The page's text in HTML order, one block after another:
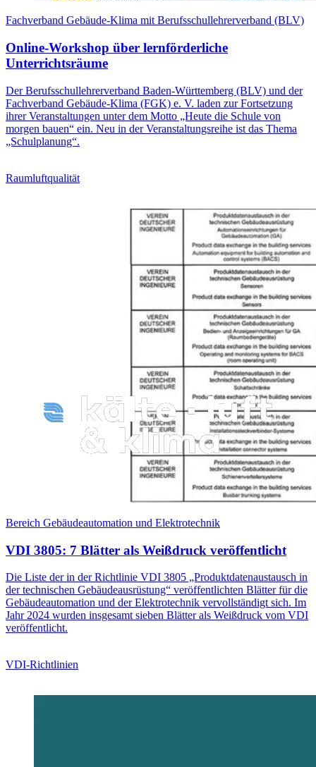
Fachverband Gebäude-Klima mit Berufsschullehrerverband (BLV)
Online-Workshop über lernförderliche
Unterrichtsräume
Der Berufsschullehrerverband Baden-Württemberg (BLV) und der
Fachverband Gebäude-Klima (FGK) e. V. laden zur Fortsetzung
ihrer Veranstaltungen unter dem Motto „Heute die Schule von
morgen bauen“ ein. Neu in der Veranstaltungsreihe ist das Thema
„Schulplanung“.
Raumluftqualität
Bereich Gebäudeautomation und Elektrotechnik
VDI 3805: 7 Blätter als Weißdruck veröffentlicht
Die Liste der in der Richtlinie VDI 3805 „Produktdatenaustausch in
der technischen Gebäudeausrüstung“ veröffentlichten Blätter für die
Gebäudeautomation und der Elektrotechnik vervollständigt sich. Im
Jahr 2024 wurden insgesamt sieben Blätter als Weißdruck vom VDI
veröffentlicht.
VDI-Richtlinien